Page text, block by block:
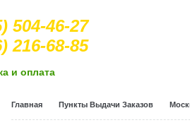
504-46-27
216-68-85
и оплата
Главная Пункты Выдачи Заказов